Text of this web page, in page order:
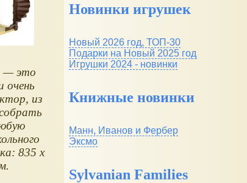
— это
очень
из
835 х
Новинки игрушек
Новый 2026 год, ТОП-30
Подарки на Новый 2025 год
Игрушки 2024 - новинки
Книжные новинки
Манн, Иванов и Фербер
Эксмо
Sylvanian Families